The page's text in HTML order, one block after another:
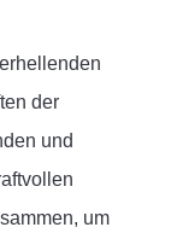
der
und
um